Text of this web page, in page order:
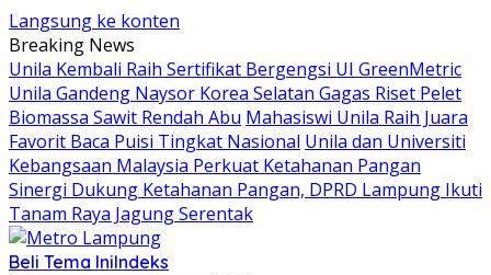
Langsung ke konten
Breaking News
Unila Kembali Raih Sertifikat Bergengsi UI GreenMetric
Unila Gandeng Naysor Korea Selatan Gagas Riset Pelet
Biomassa Sawit Rendah Abu Mahasiswi Unila Raih Juara
Favorit Baca Puisi Tingkat Nasional Unila dan Universiti
Kebangsaan Malaysia Perkuat Ketahanan Pangan
Sinergi Dukung Ketahanan Pangan, DPRD Lampung Ikuti
Tanam Raya Jagung Serentak
Beli Tema IniIndeks